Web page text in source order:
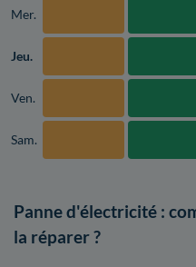
Mer.
Jeu.
Ven.
Sam.
Panne d'électricité :
la réparer ?